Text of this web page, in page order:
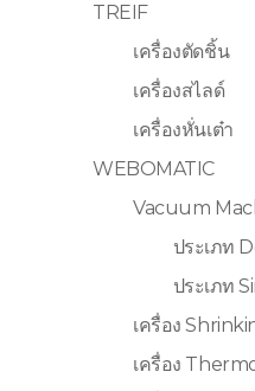
TREIF
เครื่องตัดชิ้น
เครื่องสไลด์
เครื่องหั่นเต๋า
WEBOMATIC
Vacuum
ประเภท
ประเภท
เครื่อง
เครื่อง